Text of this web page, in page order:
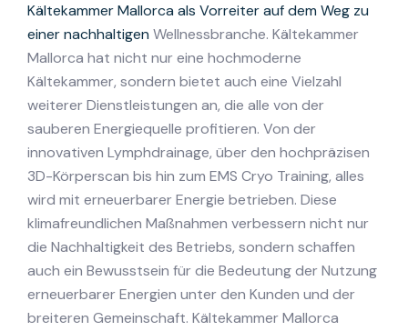
Kältekammer Mallorca als Vorreiter auf dem Weg zu
einer nachhaltigen Wellnessbranche. Kältekammer
Mallorca hat nicht nur eine hochmoderne
Kältekammer, sondern bietet auch eine Vielzahl
weiterer Dienstleistungen an, die alle von der
sauberen Energiequelle profitieren. Von der
innovativen Lymphdrainage, über den hochpräzisen
3D-Körperscan bis hin zum EMS Cryo Training, alles
wird mit erneuerbarer Energie betrieben. Diese
klimafreundlichen Maßnahmen verbessern nicht nur
die Nachhaltigkeit des Betriebs, sondern schaffen
auch ein Bewusstsein für die Bedeutung der Nutzung
erneuerbarer Energien unter den Kunden und der
breiteren Gemeinschaft. Kältekammer Mallorca